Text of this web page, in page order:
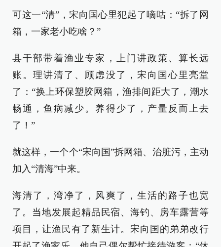
可这一“清”，宋向国心里犯起了嘀咕：“拆了网
箱，一家老小吃啥？”
县干部带着渔业专家，上门讲政策、算长远
账。理讲清了、顾虑没了，宋向国心里亮堂
了：“换上环保塑胶网箱，渔排间距大了，潮水
畅通，鱼病减少。养得少了，产量反而上去
了！”
就这样，一个个“宋向国”拆网箱、治脏污，主动
加入“清海”中来。
海清了，湾净了，风爽了，生活的路子也宽
了。当地发展起精品民宿、海钓、房车露营等
项目，让渔民有了新生计。宋向国的弟弟改行